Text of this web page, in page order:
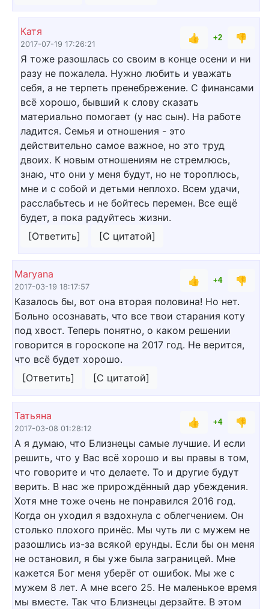
Катя
2017-07-19 17:26:21
👍 +2
👎
Я тоже разошлась со своим в конце осени и ни
разу не пожалела. Нужно любить и уважать
себя, а не терпеть пренебрежение. С финансами
всё хорошо, бывший к слову сказать
материально помогает (у нас сын). На работе
ладится. Семья и отношения - это
действительно самое важное, но это труд
двоих. К новым отношениям не стремлюсь,
знаю, что они у меня будут, но не тороплюсь,
мне и с собой и детьми неплохо. Всем удачи,
расслабьтесь и не бойтесь перемен. Все ещё
будет, а пока радуйтесь жизни.
[Ответить]
[С цитатой]
Maryana
2017-03-19 18:17:57
👍 +4
👎
Казалось бы, вот она вторая половина! Но нет.
Больно осознавать, что все твои старания коту
под хвост. Теперь понятно, о каком решении
говорится в гороскопе на 2017 год. Не верится,
что всё будет хорошо.
[Ответить]
[С цитатой]
Татьяна
2017-03-08 01:28:12
👍 +4
👎
А я думаю, что Близнецы самые лучшие. И если
решить, что у Вас всё хорошо и вы правы в том,
что говорите и что делаете. То и другие будут
верить. В нас же прирождённый дар убеждения.
Хотя мне тоже очень не понравился 2016 год.
Когда он уходил я вздохнула с облегчением. Он
столько плохого принёс. Мы чуть ли с мужем не
разошлись из-за всякой ерунды. Если бы он меня
не остановил, я бы уже была заграницей. Мне
кажется Бог меня уберёг от ошибок. Мы же с
мужем 8 лет. А мне всего 25. Не маленькое время
мы вместе. Так что Близнецы дерзайте. В этом